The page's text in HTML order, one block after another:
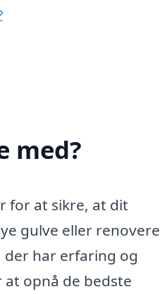
med?
for at sikre, at dit
gulve eller renovere
har erfaring og
opnå de bedste